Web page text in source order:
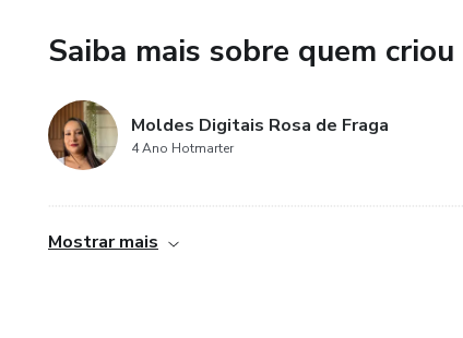
Saiba mais sobre quem
Moldes Digitais Rosa de Fraga
4 Ano Hotmarter
Mostrar mais